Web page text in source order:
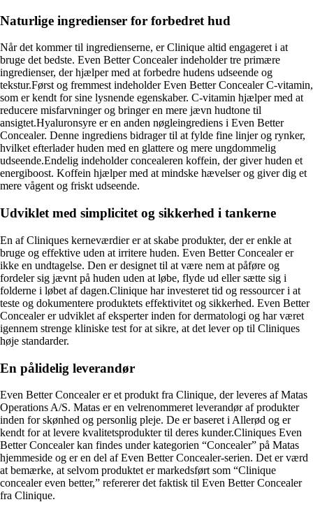
Naturlige ingredienser for forbedret hud
Når det kommer til ingredienserne, er Clinique altid engageret i at
bruge det bedste. Even Better Concealer indeholder tre primære
ingredienser, der hjælper med at forbedre hudens udseende og
tekstur.Først og fremmest indeholder Even Better Concealer C-vitamin,
som er kendt for sine lysnende egenskaber. C-vitamin hjælper med at
reducere misfarvninger og bringer en mere jævn hudtone til
ansigtet.Hyaluronsyre er en anden nøgleingrediens i Even Better
Concealer. Denne ingrediens bidrager til at fylde fine linjer og rynker,
hvilket efterlader huden med en glattere og mere ungdommelig
udseende.Endelig indeholder concealeren koffein, der giver huden et
energiboost. Koffein hjælper med at mindske hævelser og giver dig et
mere vågent og friskt udseende.
Udviklet med simplicitet og sikkerhed i tankerne
En af Cliniques kerneværdier er at skabe produkter, der er enkle at
bruge og effektive uden at irritere huden. Even Better Concealer er
ikke en undtagelse. Den er designet til at være nem at påføre og
fordeler sig jævnt på huden uden at løbe, flyde ud eller sætte sig i
folderne i løbet af dagen.Clinique har investeret tid og ressourcer i at
teste og dokumentere produktets effektivitet og sikkerhed. Even Better
Concealer er udviklet af eksperter inden for dermatologi og har været
igennem strenge kliniske test for at sikre, at det lever op til Cliniques
høje standarder.
En pålidelig leverandør
Even Better Concealer er et produkt fra Clinique, der leveres af Matas
Operations A/S. Matas er en velrenommeret leverandør af produkter
inden for skønhed og personlig pleje. De er baseret i Allerød og er
kendt for at levere kvalitetsprodukter til deres kunder.Cliniques Even
Better Concealer kan findes under kategorien “Concealer” på Matas
hjemmeside og er en del af Even Better Concealer-serien. Det er værd
at bemærke, at selvom produktet er markedsført som “Clinique
concealer even better,” refererer det faktisk til Even Better Concealer
fra Clinique.